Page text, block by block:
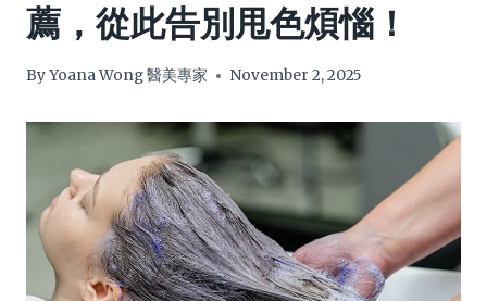
薦，從此告別甩色煩惱！
ByYoana Wong 醫美專家 November 2, 2025